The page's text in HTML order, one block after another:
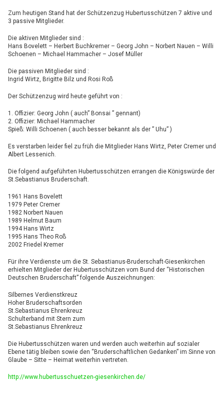
Zum heutigen Stand hat der Schützenzug Hubertusschützen 7 aktive und
3 passive Mitglieder.
Die aktiven Mitglieder sind :
Hans Bovelett – Herbert Buchkremer – Georg John – Norbert Nauen – Willi
Schoenen – Michael Hammacher – Josef Müller
Die passiven Mitglieder sind :
Ingrid Wirtz, Brigitte Bilz und Rosi Roß
Der Schützenzug wird heute geführt von :
1. Offizier: Georg John ( auch” Bonsai ” gennant)
2. Offizier: Michael Hammacher
Spieß: Willi Schoenen ( auch besser bekannt als der ” Uhu” )
Es verstarben leider fiel zu früh die Mitglieder Hans Wirtz, Peter Cremer und
Albert Lessenich.
Die folgend aufgeführten Hubertusschützen errangen die Königswürde der
St.Sebastianus Bruderschaft.
1961 Hans Bovelett
1979 Peter Cremer
1982 Norbert Nauen
1989 Helmut Baum
1994 Hans Wirtz
1995 Hans Theo Roß
2002 Friedel Kremer
Für ihre Verdienste um die St. Sebastianus-Bruderschaft-Giesenkirchen
erhielten Mitglieder der Hubertusschützen vom Bund der “Historischen
Deutschen Bruderschaft” folgende Auszeichnungen:
Silbernes Verdienstkreuz
Hoher Bruderschaftsorden
St.Sebastianus Ehrenkreuz
Schulterband mit Stern zum
St.Sebastianus Ehrenkreuz
Die Hubertusschützen waren und werden auch weiterhin auf sozialer
Ebene tätig bleiben sowie den “Bruderschaftlichen Gedanken” im Sinne von
Glaube – Sitte – Heimat weiterhin vertreten.
http://www.hubertusschuetzen-giesenkirchen.de/